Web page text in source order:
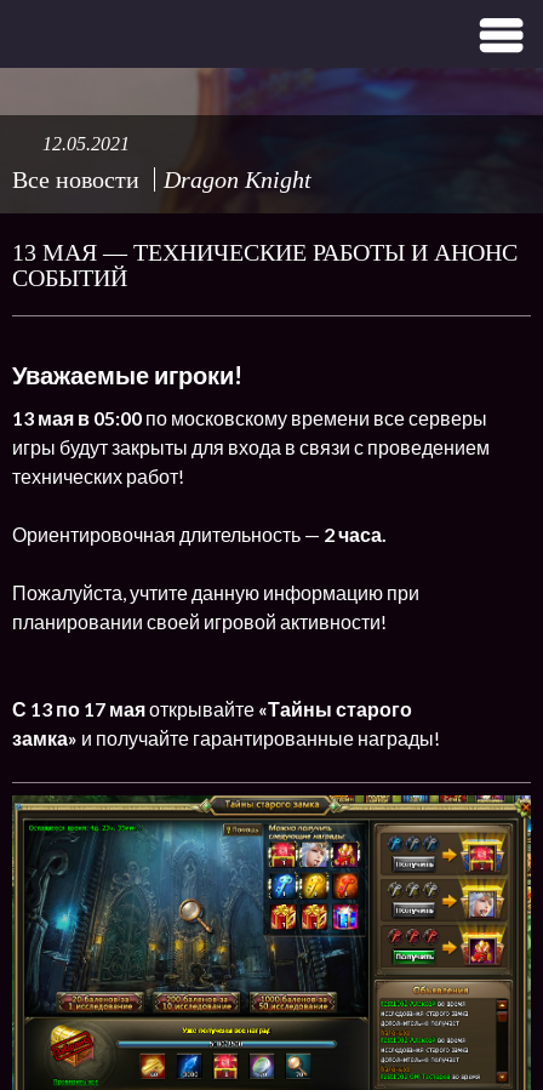
Все новости Dragon Knight
12.05.2021
13 МАЯ — ТЕХНИЧЕСКИЕ РАБОТЫ И АНОНС
СОБЫТИЙ
Уважаемые игроки!
13 мая в 05:00 по московскому времени все серверы
игры будут закрыты для входа в связи с проведением
технических работ!
Ориентировочная длительность — 2 часа.
Пожалуйста, учтите данную информацию при
планировании своей игровой активности!
С 13 по 17 маяоткрывайте «Тайны старого
замка» и получайте гарантированные награды!